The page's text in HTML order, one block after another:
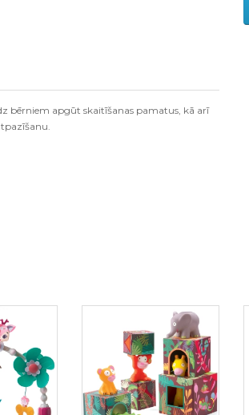
bērniem apgūt skaitīšanas pamatus, kā arī